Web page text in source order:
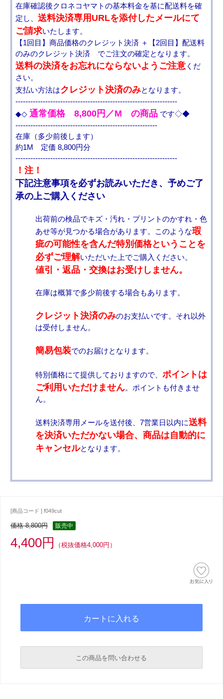
在庫確認後クロネコヤマトの基本料金を基に配送料を確
定し、 送料決済専用URLを添付したメールにて
ご請求いたします。
【1回目】商品価格のクレジット決済 ＋【2回目】配送料
のみのクレジット決済 でご注文の確定となります。
送料の決済をお忘れにならないようご注意くだ
さい。
支払い方法はクレジット決済のみとなります。
-----------------------------------------------------------------
◆◇ 通常価格 8,800円／M の商品です◇◆
---------------------------------------------------------
在庫（多少前後します）
約1M 定価 8,800円分
-----------------------------------------------------------------
！注！
下記注意事項を必ずお読みいただき、予めご了
承の上ご購入ください
出荷前の検品でキズ・汚れ・プリントのかすれ・色
あせ等が見つかる場合があります。このような瑕
疵の可能性を含んだ特別価格ということを
必ずご理解いただいた上でご購入ください。
値引・返品・交換はお受けしません。
在庫は概算で多少前後する場合もあります。
クレジット決済のみのお支払いです。それ以外
は受付しません。
簡易包装でのお届けとなります。
特別価格にて提供しておりますので、 ポイントは
ご利用いただけません。ポイントも付きませ
ん。
送料決済専用メールを送付後、7営業日以内に送料
を決済いただかない場合、商品は自動的に
キャンセルとなります。
[商品コード ] f049cut
価格 8,800円 販売中
4,400円 （税抜価格4,000円）
この商品を問い合わせる